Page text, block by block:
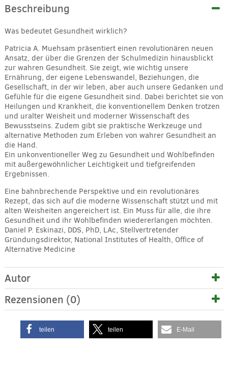
Beschreibung
Was bedeutet Gesundheit wirklich?
Patricia A. Muehsam präsentiert einen revolutionären neuen
Ansatz, der über die Grenzen der Schulmedizin hinausblickt
zur wahren Gesundheit. Sie zeigt, wie wichtig unsere
Ernährung, der eigene Lebenswandel, Beziehungen, die
Gesellschaft, in der wir leben, aber auch unsere Gedanken und
Gefühle für die eigene Gesundheit sind. Dabei berichtet sie von
Heilungen und Krankheit, die konventionellem Denken trotzen
und uralter Weisheit und moderner Wissenschaft des
Bewusstseins. Zudem gibt sie praktische Werkzeuge und
alternative Methoden zum Erleben von wahrer Gesundheit an
die Hand.
Ein unkonventioneller Weg zu Gesundheit und Wohlbefinden
mit außergewöhnlicher Leichtigkeit und tiefgreifenden
Ergebnissen.
Eine bahnbrechende Perspektive und ein revolutionäres
Rezept, das sich auf die moderne Wissenschaft stützt und mit
alten Weisheiten angereichert ist. Ein Muss für alle, die ihre
Gesundheit und ihr Wohlbefinden wiedererlangen möchten.
Daniel P. Eskinazi, DDS, PhD, LAc, Stellvertretender
Gründungsdirektor, National Institutes of Health, Office of
Alternative Medicine
Autor
Rezensionen (0)
teilen teilen E-Mail